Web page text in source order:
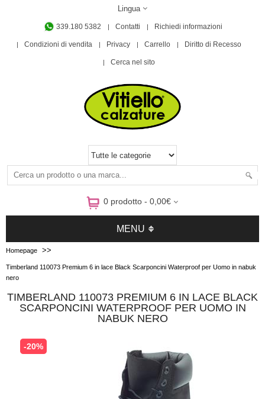
Lingua
339.180 5382 Contatti Richiedi informazioni
Condizioni di vendita Privacy Carrello Diritto di Recesso
Cerca nel sito
0 prodotto - 0,00€
MENU
Homepage >>
Timberland 110073 Premium 6 in lace Black Scarponcini Waterproof per Uomo in nabuk
nero
TIMBERLAND 110073 PREMIUM 6 IN LACE BLACK
SCARPONCINI WATERPROOF PER UOMO IN
NABUK NERO
-20%